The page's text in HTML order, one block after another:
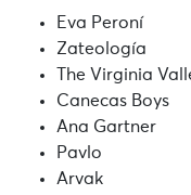
Eva Peroní
Zateología
The Virginia
Canecas Boys
Ana Gartner
Pavlo
Arvak